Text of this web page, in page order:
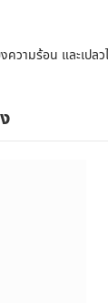
วามร้อน และเปลว